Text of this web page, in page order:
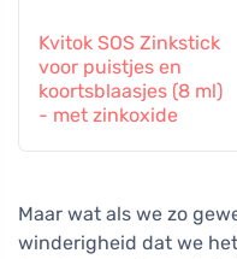
Kvitok SOS Zinkstick
voor puistjes en
koortsblaasjes (8 ml)
- met zinkoxide
Maar wat als we zo
winderigheid dat we